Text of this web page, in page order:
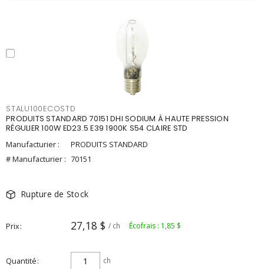
STALU100ECOSTD
PRODUITS STANDARD 70151 DHI SODIUM À HAUTE PRESSION
RÉGULIER 100W ED23.5 E39 1900K S54 CLAIRE STD
Manufacturier :
PRODUITS STANDARD
# Manufacturier : 70151
Rupture de Stock
Prix 27,18 $ / ch Écofrais : 1,85 $
Quantité ch